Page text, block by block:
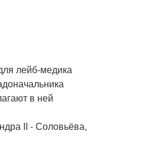
лейб-медика
в ней
II - Соловьёва,